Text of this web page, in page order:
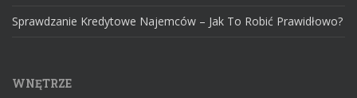
Sprawdzanie Kredytowe Najemców – Jak To Robić Prawidłowo?
WNĘTRZE